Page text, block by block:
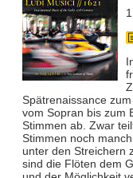
Spätrenaissance
vom Sopran bis zum
Stimmen ab. Zwar
Stimmen noch
unter den Streichern
sind die Flöten dem